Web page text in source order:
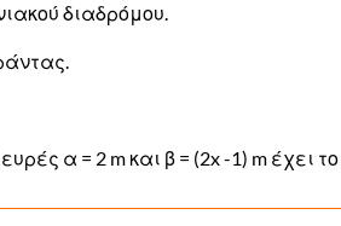
διαδρόμου.
α = 2 m και β = (2x -1) m έχει